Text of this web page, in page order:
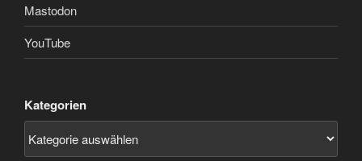
Mastodon
YouTube
Kategorien